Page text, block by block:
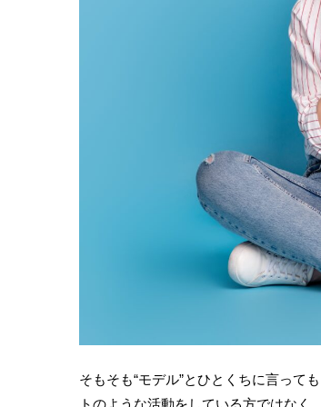
そもそも“モデル”とひとくちに言って
トのような活動をしている方ではなく、